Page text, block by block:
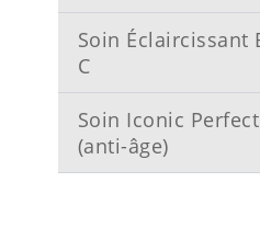
Soin Éclaircissant
C
Soin Iconic
(anti-âge)